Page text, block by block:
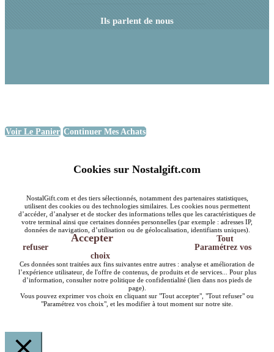
Ils parlent de nous
Voir Le Panier Continuer Mes Achats
Cookies sur Nostalgift.com
NostalGift.com et des tiers sélectionnés, notamment des partenaires statistiques,
utilisent des cookies ou des technologies similaires. Les cookies nous permettent
d’accéder, d’analyser et de stocker des informations telles que les caractéristiques de
votre terminal ainsi que certaines données personnelles (par exemple : adresses IP,
données de navigation, d’utilisation ou de géolocalisation, identifiants uniques).
Accepter
Tout
refuser
Paramétrez vos
choix
Ces données sont traitées aux fins suivantes entre autres : analyse et amélioration de
l’expérience utilisateur, de l'offre de contenus, de produits et de services... Pour plus
d’information, consulter notre politique de confidentialité (lien dans nos pieds de
page).
Vous pouvez exprimer vos choix en cliquant sur "Tout accepter", "Tout refuser" ou
"Paramétrez vos choix", et les modifier à tout moment sur notre site.